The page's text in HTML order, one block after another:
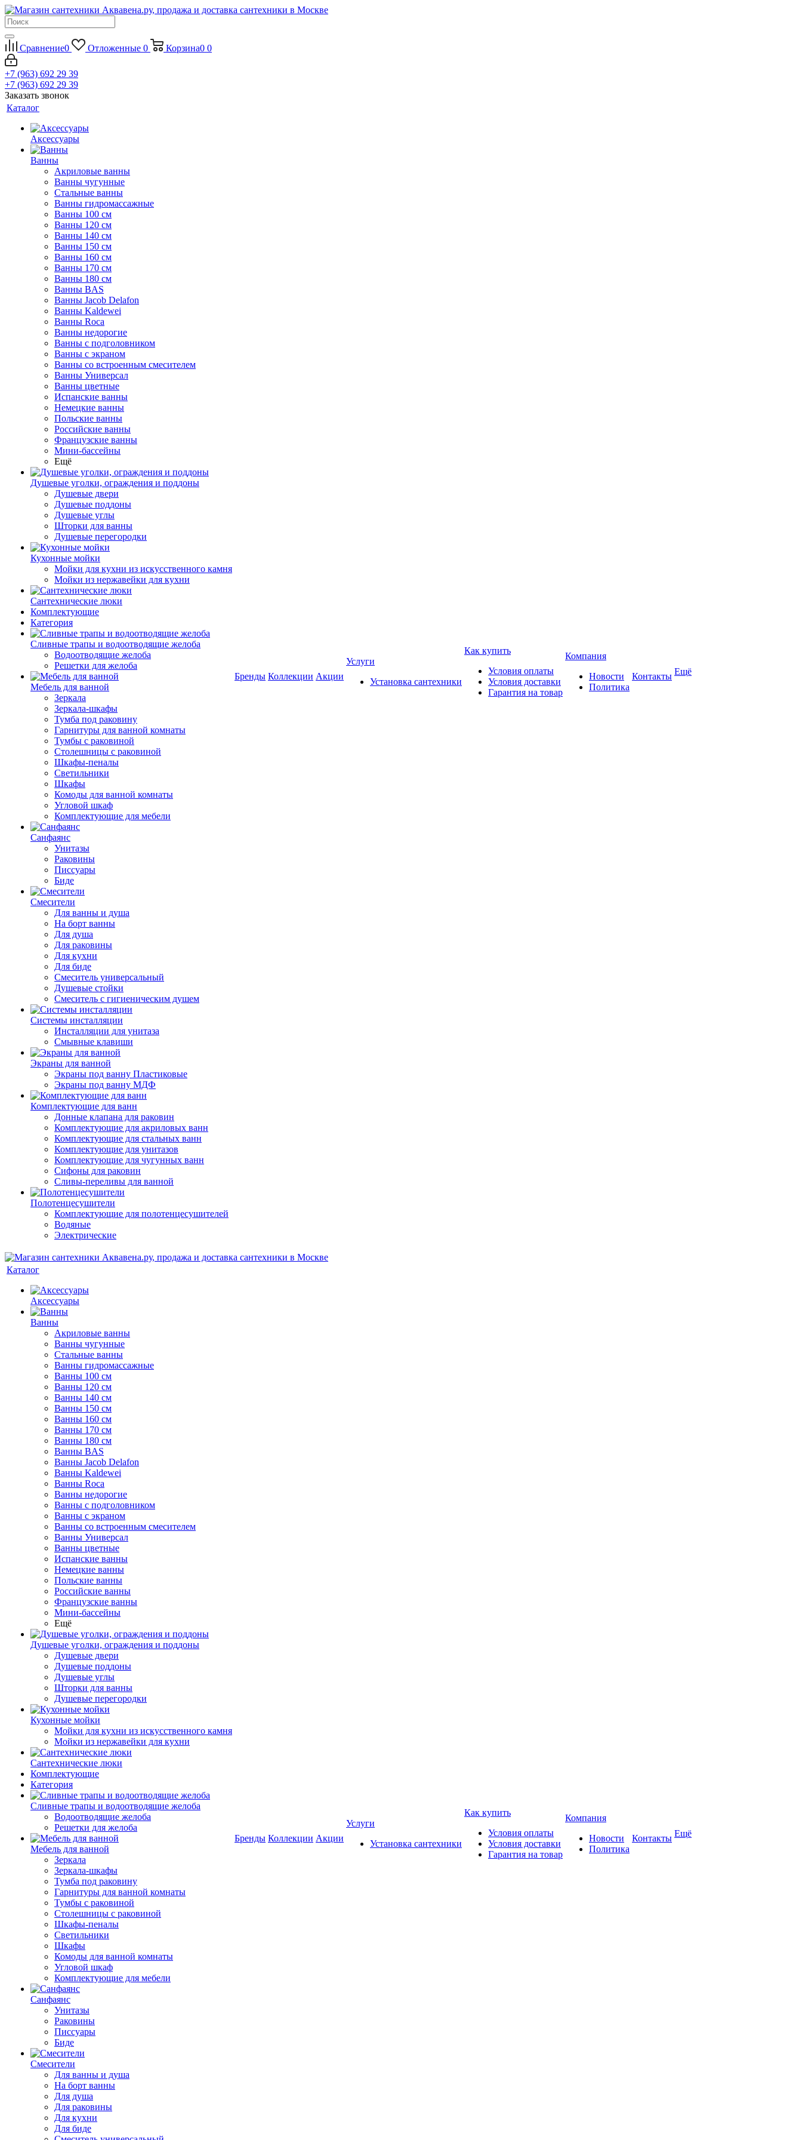
Сравнение0 Отложенные 0 Корзина0 0
+7 (963) 692 29 39
+7 (963) 692 29 39
Заказать звонок
Каталог
Аксессуары
Ванны
Акриловые ванны
Ванны чугунные
Стальные ванны
Ванны гидромассажные
Ванны 100 см
Ванны 120 см
Ванны 140 см
Ванны 150 см
Ванны 160 см
Ванны 170 см
Ванны 180 см
Ванны BAS
Ванны Jacob Delafon
Ванны Kaldewei
Ванны Roca
Ванны недорогие
Ванны с подголовником
Ванны с экраном
Ванны со встроенным смесителем
Ванны Универсал
Ванны цветные
Испанские ванны
Немецкие ванны
Польские ванны
Российские ванны
Французские ванны
Мини-бассейны
Ещё
Душевые уголки, ограждения и поддоны
Душевые двери
Душевые поддоны
Душевые углы
Шторки для ванны
Душевые перегородки
Кухонные мойки
Мойки для кухни из искусственного камня
Мойки из нержавейки для кухни
Сантехнические люки
Комплектующие
Категория
Cливные трапы и водоотводящие желоба
Водоотводящие желоба
Решетки для желоба
Мебель для ванной
Зеркала
Зеркала-шкафы
Тумба под раковину
Гарнитуры для ванной комнаты
Тумбы с раковиной
Столешницы с раковиной
Шкафы-пеналы
Светильники
Шкафы
Комоды для ванной комнаты
Угловой шкаф
Комплектующие для мебели
Санфаянс
Унитазы
Раковины
Писсуары
Биде
Смесители
Для ванны и душа
На борт ванны
Для душа
Для раковины
Для кухни
Для биде
Смеситель универсальный
Душевые стойки
Смеситель с гигиеническим душем
Системы инсталляции
Инсталляции для унитаза
Смывные клавиши
Экраны для ванной
Экраны под ванну Пластиковые
Экраны под ванну МДФ
Комплектующие для ванн
Донные клапана для раковин
Комплектующие для акриловых ванн
Комплектующие для стальных ванн
Комплектующие для унитазов
Комплектующие для чугунных ванн
Сифоны для раковин
Сливы-переливы для ванной
Полотенцесушители
Комплектующие для полотенцесушителей
Водяные
Электрические
Бренды Коллекции Акции
Услуги
Установка сантехники
Как купить
Условия оплаты
Условия доставки
Гарантия на товар
Компания
Новости
Политика
Контакты Ещё
Каталог
Аксессуары
Ванны
Акриловые ванны
Ванны чугунные
Стальные ванны
Ванны гидромассажные
Ванны 100 см
Ванны 120 см
Ванны 140 см
Ванны 150 см
Ванны 160 см
Ванны 170 см
Ванны 180 см
Ванны BAS
Ванны Jacob Delafon
Ванны Kaldewei
Ванны Roca
Ванны недорогие
Ванны с подголовником
Ванны с экраном
Ванны со встроенным смесителем
Ванны Универсал
Ванны цветные
Испанские ванны
Немецкие ванны
Польские ванны
Российские ванны
Французские ванны
Мини-бассейны
Ещё
Душевые уголки, ограждения и поддоны
Душевые двери
Душевые поддоны
Душевые углы
Шторки для ванны
Душевые перегородки
Кухонные мойки
Мойки для кухни из искусственного камня
Мойки из нержавейки для кухни
Сантехнические люки
Комплектующие
Категория
Cливные трапы и водоотводящие желоба
Водоотводящие желоба
Решетки для желоба
Мебель для ванной
Зеркала
Зеркала-шкафы
Тумба под раковину
Гарнитуры для ванной комнаты
Тумбы с раковиной
Столешницы с раковиной
Шкафы-пеналы
Светильники
Шкафы
Комоды для ванной комнаты
Угловой шкаф
Комплектующие для мебели
Санфаянс
Унитазы
Раковины
Писсуары
Биде
Смесители
Для ванны и душа
На борт ванны
Для душа
Для раковины
Для кухни
Для биде
Бренды Коллекции Акции
Услуги
Установка сантехники
Как купить
Условия оплаты
Условия доставки
Гарантия на товар
Компания
Новости
Политика
Контакты Ещё